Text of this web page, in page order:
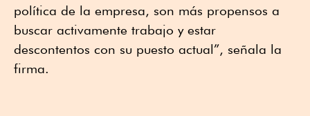
política de la empresa, son más propensos a
buscar activamente trabajo y estar
descontentos con su puesto actual”, señala la
firma.